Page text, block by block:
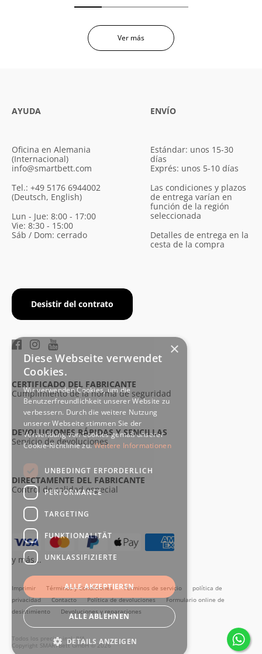
Ver más
AYUDA
Oficina en Alemania
(Internacional)
info@smartbett.com
Tel.: +49 5176 6944002
(Deutsch, English)
Lun - Jue: 8:00 - 17:00
Vie: 8:30 - 15:00
Sáb / Dom: cerrado
Desistir del contrato
ENVÍO
Estándar: unos 15-30
días
Exprés: unos 5-10 días
Las condiciones y plazos
de entrega varían en
función de la región
seleccionada
Detalles de entrega en la
cesta de la compra
CERTIFICADO DEL FABRICANTE
Cumplimiento de la norma de seguridad
DEVOLUCIONES RÁPIDAS Y SENCILLAS
Servicio de devoluciones
DIRECTAMENTE DEL FABRICANTE
Control de calidad especial
Imprimir Términos y Condiciones Términos de servicio
política de
privacidad
Contacto Política de devoluciones
Formulario online de
desistimiento
Devoluciones y reparaciones
Todos los precios incl. IVA
Copyright SMARTBett GmbH © 2026
y más...
×
Diese Webseite verwendet
Cookies.
Wir verwenden Cookies, um die
Benutzerfreundlichkeit unserer Website zu
verbessern. Durch die weitere Nutzung
unserer Webseite stimmen Sie der
Verwendung von Cookies gemäß unserer
Cookie-Richtlinie zu.Weitere Informationen
UNBEDINGT ERFORDERLICH
PERFORMANCE
TARGETING
FUNKTIONALITÄT
UNKLASSIFIZIERTE
ALLE AKZEPTIEREN
ALLE ABLEHNEN
DETAILS ANZEIGEN